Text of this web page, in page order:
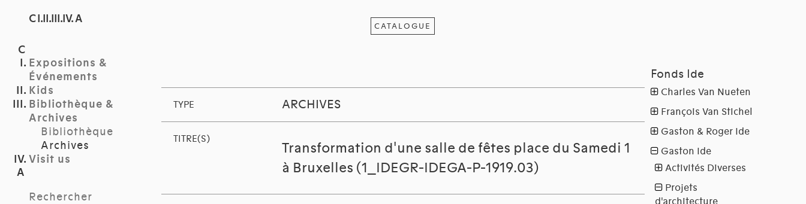
C I.II.III.IV. A
Expositions &
Événements
Kids
Bibliothèque &
Archives
Bibliothèque
Archives
Visit us
Rechercher
CATALOGUE
TYPE ARCHIVES
TITRE(S)
Transformation d'une salle de fêtes place du Samedi 1
à Bruxelles (1_IDEGR-IDEGA-P-1919.03)